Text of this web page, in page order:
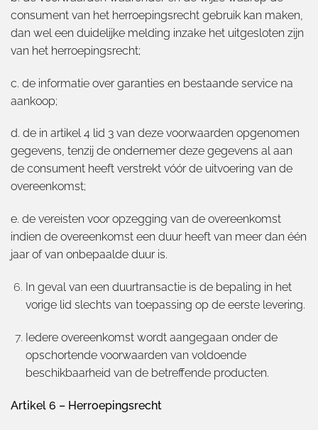
consument van het herroepingsrecht gebruik kan maken,
dan wel een duidelijke melding inzake het uitgesloten zijn
van het herroepingsrecht;
c. de informatie over garanties en bestaande service na
aankoop;
d. de in artikel 4 lid 3 van deze voorwaarden opgenomen
gegevens, tenzij de ondernemer deze gegevens al aan
de consument heeft verstrekt vóór de uitvoering van de
overeenkomst;
e. de vereisten voor opzegging van de overeenkomst
indien de overeenkomst een duur heeft van meer dan één
jaar of van onbepaalde duur is.
In geval van een duurtransactie is de bepaling in het
vorige lid slechts van toepassing op de eerste levering.
Iedere overeenkomst wordt aangegaan onder de
opschortende voorwaarden van voldoende
beschikbaarheid van de betreffende producten.
Artikel 6 – Herroepingsrecht